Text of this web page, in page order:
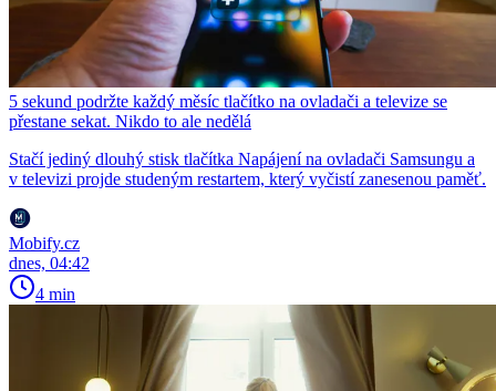
5 sekund podržte každý měsíc tlačítko na ovladači a televize se
přestane sekat. Nikdo to ale nedělá
Stačí jediný dlouhý stisk tlačítka Napájení na ovladači Samsungu a
v televizi projde studeným restartem, který vyčistí zanesenou paměť.
Mobify.cz
dnes, 04:42
4 min